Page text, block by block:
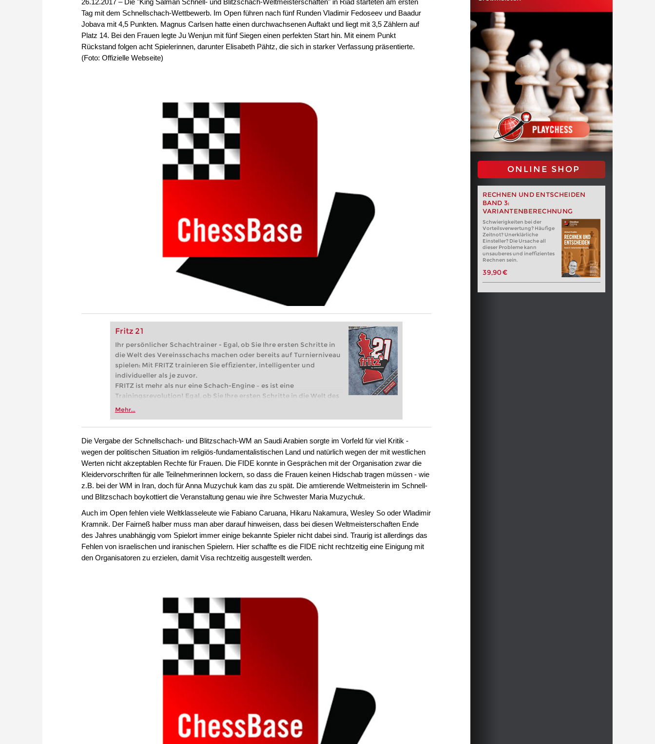
Tag mit dem Schnellschach-Wettbewerb. Im Open führen nach fünf Runden Vladimir Fedoseev und Baadur
Jobava mit 4,5 Punkten. Magnus Carlsen hatte einen durchwachsenen Auftakt und liegt mit 3,5 Zählern auf
Platz 14. Bei den Frauen legte Ju Wenjun mit fünf Siegen einen perfekten Start hin. Mit einem Punkt
Rückstand folgen acht Spielerinnen, darunter Elisabeth Pähtz, die sich in starker Verfassung präsentierte.
(Foto: Offizielle Webseite)
Fritz 21
Ihr persönlicher Schachtrainer - Egal, ob Sie Ihre ersten Schritte in
die Welt des Vereinsschachs machen oder bereits auf Turnierniveau
spielen: Mit FRITZ trainieren Sie effizienter, intelligenter und
individueller als je zuvor.
FRITZ ist mehr als nur eine Schach-Engine – es ist eine
Trainingsrevolution! Egal, ob Sie Ihre ersten Schritte in die Welt des
Vereinsschachs machen oder bereits auf Turnierniveau spielen: Mit
zuvor.
Mehr...
ONLINE SHOP
RECHNEN UND ENTSCHEIDEN
BAND 3:
VARIANTENBERECHNUNG
Schwierigkeiten bei der
Vorteilsverwertung? Häufige
Zeitnot? Unerklärliche
Einsteller? Die Ursache all
dieser Probleme kann
unsauberes und ineffizientes
Rechnen sein.
39,90 €
Die Vergabe der Schnellschach- und Blitzschach-WM an Saudi Arabien sorgte im Vorfeld für viel Kritik -
wegen der politischen Situation im religiös-fundamentalistischen Land und natürlich wegen der mit westlichen
Werten nicht akzeptablen Rechte für Frauen. Die FIDE konnte in Gesprächen mit der Organisation zwar die
Kleidervorschriften für alle Teilnehmerinnen lockern, so dass die Frauen keinen Hidschab tragen müssen - wie
z.B. bei der WM in Iran, doch für Anna Muzychuk kam das zu spät. Die amtierende Weltmeisterin im Schnell-
und Blitzschach boykottiert die Veranstaltung genau wie ihre Schwester Maria Muzychuk.
Auch im Open fehlen viele Weltklasseleute wie Fabiano Caruana, Hikaru Nakamura, Wesley So oder Wladimir
Kramnik. Der Fairneß halber muss man aber darauf hinweisen, dass bei diesen Weltmeisterschaften Ende
des Jahres unabhängig vom Spielort immer einige bekannte Spieler nicht dabei sind. Traurig ist allerdings das
Fehlen von israelischen und iranischen Spielern. Hier schaffte es die FIDE nicht rechtzeitig eine Einigung mit
den Organisatoren zu erzielen, damit Visa rechtzeitig ausgestellt werden.